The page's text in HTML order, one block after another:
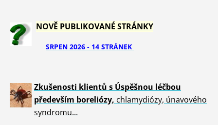
NOVĚ PUBLIKOVANÉ STRÁNKY
SRPEN 2026 - 14 STRÁNEK
Zkušenosti klientů s Úspěšnou léčbou
především boreliózy, chlamydiózy, únavového
syndromu...